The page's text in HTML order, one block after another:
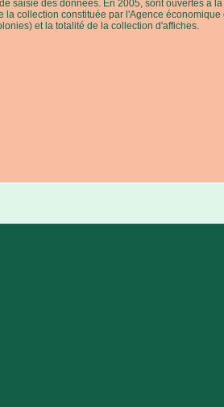
saisie des données. En 2005, sont ouvertes à
collection constituée par l'Agence
et la totalité de la collection d'affiches.